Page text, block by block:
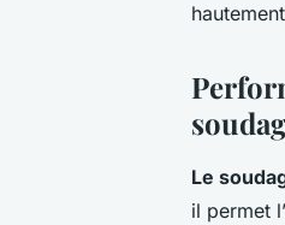
Le
il permet